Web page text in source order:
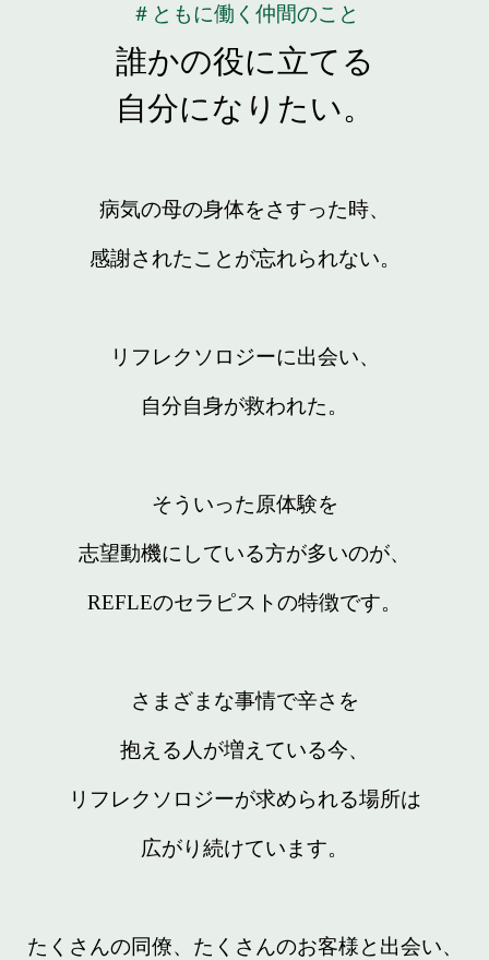
＃ともに働く仲間のこと
誰かの役に立てる
自分になりたい。
病気の母の身体をさすった時、
感謝されたことが忘れられない。
リフレクソロジーに出会い、
自分自身が救われた。
そういった原体験を
志望動機にしている方が多いのが、
REFLEのセラピストの特徴です。
さまざまな事情で辛さを
抱える人が増えている今、
リフレクソロジーが求められる場所は
広がり続けています。
たくさんの同僚、たくさんのお客様と出会い、